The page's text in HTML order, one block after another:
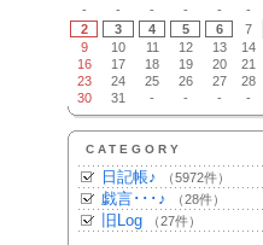
-
- - - - -
2
3 4 5 6 7
9
10 11 12 13 14
16
17 18 19 20 21
23
24 25 26 27 28
30
31 - - - -
CATEGORY
日記帳♪ （5972件）
戯言･･･♪ （28件）
旧Log （27件）